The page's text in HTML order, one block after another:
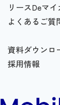
リースDeマ
よくあるご質
資料ダウンロ
採用情報